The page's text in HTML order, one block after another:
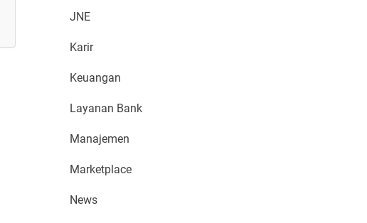
JNE
Karir
Keuangan
Layanan Bank
Manajemen
Marketplace
News